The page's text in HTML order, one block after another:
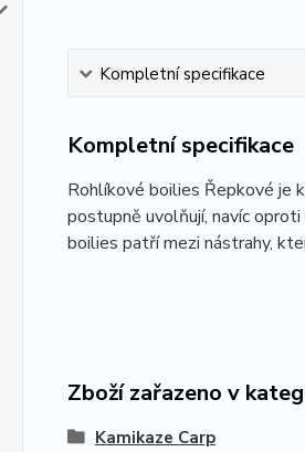
Kompletní specifikace
Kompletní specifikace
Rohlíkové boilies Řepkové je
postupně uvolňují, navíc
boilies patří mezi nástrahy,
Zboží zařazeno v
Kamikaze Carp